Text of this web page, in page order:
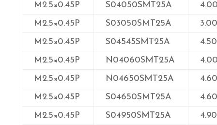
M2.5×0.45P
S04050SMT25A
M2.5×0.45P
S03050SMT25A
3.00
M2.5×0.45P
S04545SMT25A
4.50
M2.5×0.45P
N04060SMT25A
M2.5×0.45P
N04650SMT25A
4.60
M2.5×0.45P
S04650SMT25A
4.60
M2.5×0.45P
S04950SMT25A
4.90